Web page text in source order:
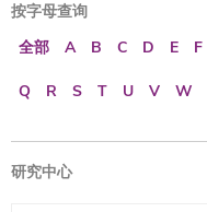
按字母查询
全部
A B C D E F
Q R S T U V W
研究中心